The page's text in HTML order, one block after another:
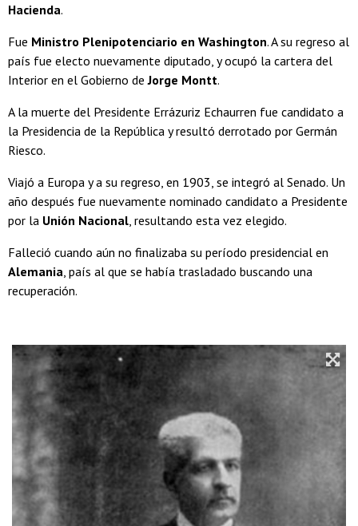
Hacienda.
Fue Ministro Plenipotenciario en Washington. A su regreso al
país fue electo nuevamente diputado, y ocupó la cartera del
Interior en el Gobierno deJorge Montt.
A la muerte del Presidente Errázuriz Echaurren fue candidato a
la Presidencia de la República y resultó derrotado por Germán
Riesco.
Viajó a Europa y a su regreso, en 1903, se integró al Senado. Un
año después fue nuevamente nominado candidato a Presidente
por la Unión Nacional, resultando esta vez elegido.
Falleció cuando aún no finalizaba su período presidencial en
Alemania, país al que se había trasladado buscando una
recuperación.